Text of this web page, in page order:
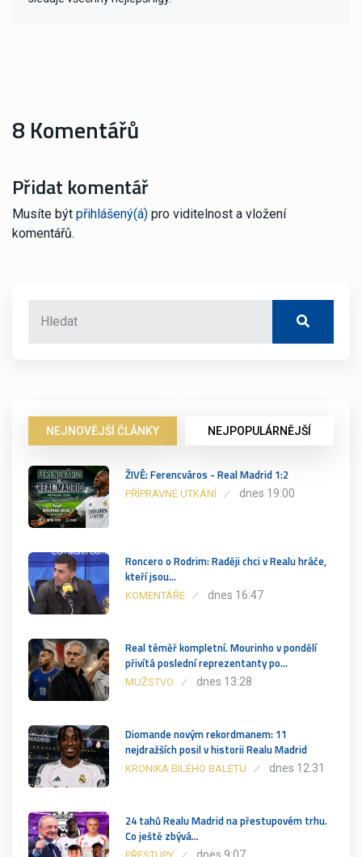
8 Komentářů
Přidat komentář
Musíte být přihlášený(á) pro viditelnost a vložení
komentářů.
NEJNOVĚJŠÍ ČLÁNKY NEJPOPULÁRNĚJŠÍ
ŽIVĚ: Ferencváros - Real Madrid 1:2
PŘÍPRAVNÉ UTKÁNÍ dnes 19:00
Roncero o Rodrim: Raději chci v Realu hráče,
kteří jsou…
KOMENTÁŘE dnes 16:47
Real téměř kompletní. Mourinho v pondělí
přivítá poslední reprezentanty po…
MUŽSTVO dnes 13:28
Diomande novým rekordmanem: 11
nejdražších posil v historii Realu Madrid
KRONIKA BILÉHO BALETU dnes 12:31
24 tahů Realu Madrid na přestupovém trhu.
Co ještě zbývá…
dnes 9:07